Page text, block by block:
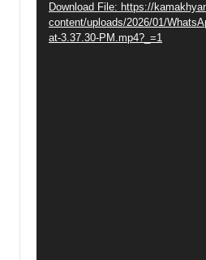
Download File: https://
content/uploads/2026/01/
at-3.37.30-PM.mp4?_=1